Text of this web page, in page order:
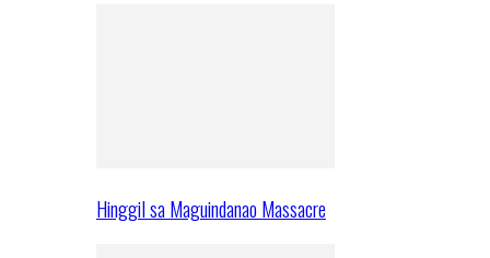
Hinggil sa Maguindanao Massacre